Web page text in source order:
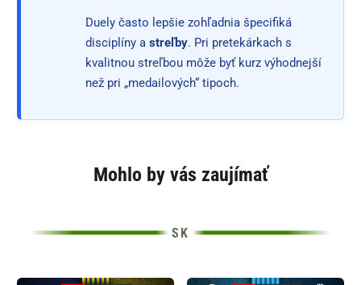
Duely často lepšie zohľadnia špecifiká
disciplíny a streľby. Pri pretekárkach s
kvalitnou streľbou môže byť kurz výhodnejší
než pri „medailových“ tipoch.
Mohlo by vás zaujímať